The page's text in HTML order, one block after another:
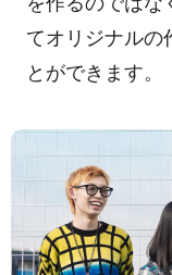
てオリジナルの
とができます。